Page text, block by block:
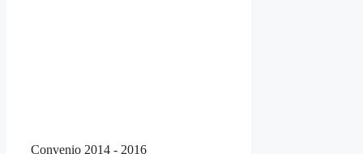
Convenio 2014 - 2016